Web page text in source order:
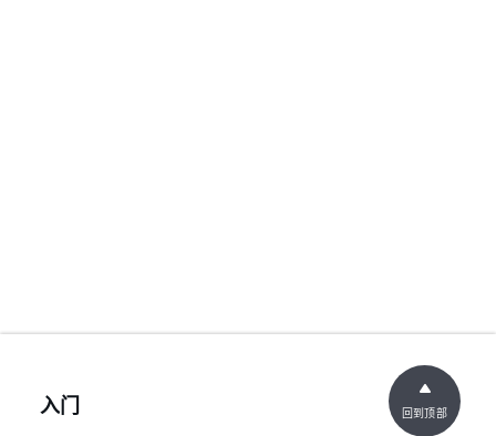
入门 回到顶部